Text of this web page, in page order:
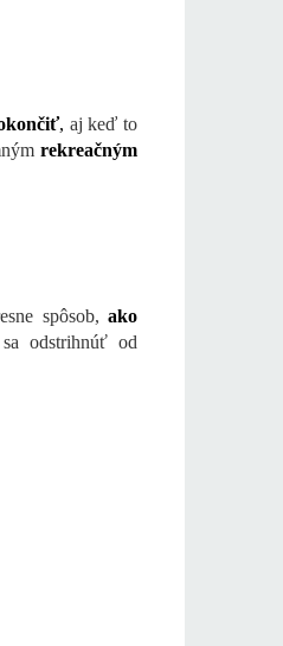
, aj keď to
rekreačným
spôsob,ako
odstrihnúť od